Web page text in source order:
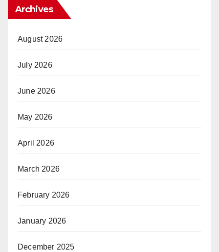
Archives
August 2026
July 2026
June 2026
May 2026
April 2026
March 2026
February 2026
January 2026
December 2025